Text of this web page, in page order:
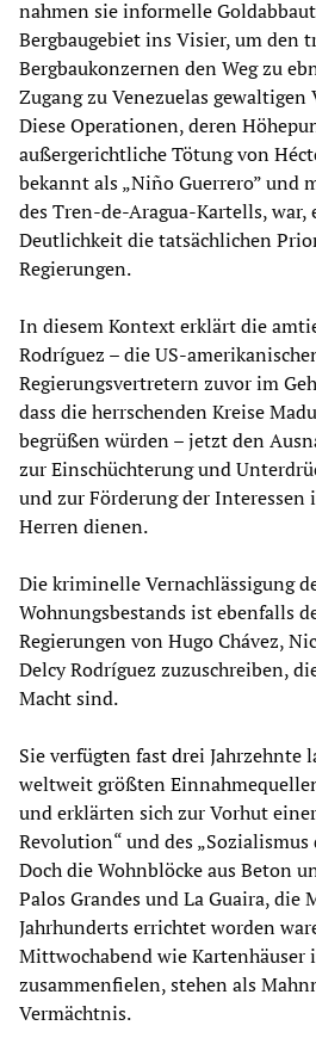
nahmen sie informelle
Bergbaugebiet ins Visier, um den
Bergbaukonzernen den Weg zu
Zugang zu Venezuelas
Diese Operationen, deren
außergerichtliche Tötung von
bekannt als „Niño Guerrero” und
des Tren-de-Aragua-Kartells,
Deutlichkeit die tatsächlichen
Regierungen.
In diesem Kontext erklärt die
Rodríguez – die US-
Regierungsvertretern zuvor im
dass die herrschenden Kreise
begrüßen würden – jetzt den
zur Einschüchterung und
und zur Förderung der
Herren dienen.
Die kriminelle Vernachlässigung
Wohnungsbestands ist ebenfalls
Regierungen von Hugo Chávez,
Delcy Rodríguez zuzuschreiben,
Macht sind.
Sie verfügten fast drei Jahrzehnte
weltweit größten
und erklärten sich zur Vorhut
Revolution“ und des „Sozialismus
Doch die Wohnblöcke aus Beton
Palos Grandes und La Guaira, die
Jahrhunderts errichtet worden
Mittwochabend wie Kartenhäuser
zusammenfielen, stehen als
Vermächtnis.